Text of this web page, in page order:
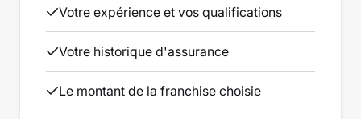
Votre expérience et vos qualifications
Votre historique d'assurance
Le montant de la franchise choisie